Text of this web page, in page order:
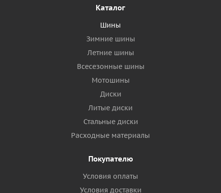
Каталог
Шины
Зимние шины
Летние шины
Всесезонные шины
Мотошины
Диски
Литые диски
Стальные диски
Расходные материалы
Покупателю
Условия оплаты
Условия доставки